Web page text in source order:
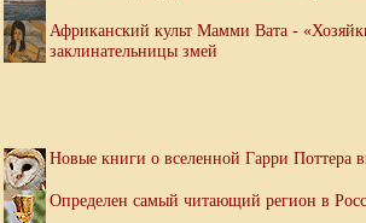
Африканский культ Мамми Вата -
заклинательницы змей
Новые книги о вселенной Гарри Поттера
Определен самый читающий регион в